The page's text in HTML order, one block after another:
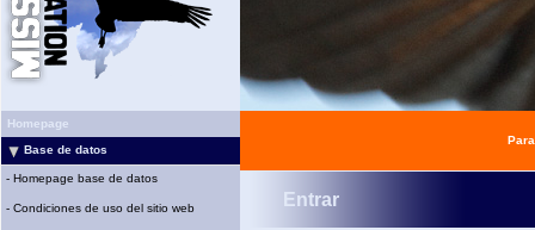
Homepage
Base de datos
- Homepage base de datos
- Condiciones de uso del sitio web Entrar